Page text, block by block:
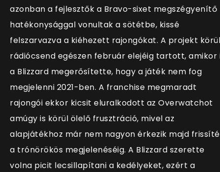
azonban a fejlesztők a Bravo-sixet megszégyenítő
hatékonysággal vonultak a sötétbe, kissé
felszarvazva a kiéhezett rajongókat. A projekt
rádiócsend egészen február elejéig tartott, amikor
a Blizzard megerősítette, hogy a játék nem fog
megjelenni 2021-ben. A franchise megmaradt
rajongói ekkor kicsit eluralkodott az Overwatchot
amúgy is körül ölelő frusztráció, mivel az
alapjátékhoz már nem nagyon érkezik majd
a trónörökös megjelenéséig. A Blizzard szerette
volna picit lecsillapítani a kedélyeket, ezért a